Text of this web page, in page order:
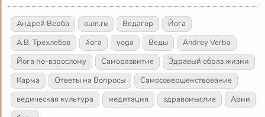
Андрей Верба oum.ru Ведагор
Йога
А.В. Трехлебов
йога yoga Веды
Andrey Verba
Йога по-взрослому
Саморазвитие
Здравый образ жизни
Карма
Ответы на Вопросы
Самосовершенствование
ведическая культура
медитация здравомыслие
Арии